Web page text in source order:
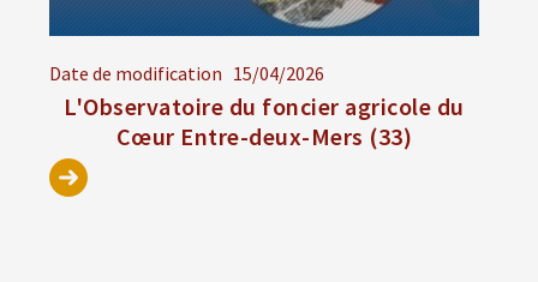
Date de modification 15/04/2026
L'Observatoire du foncier agricole du
Cœur Entre-deux-Mers (33)